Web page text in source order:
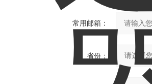
常用邮箱：
省份：